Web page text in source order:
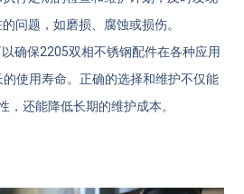
问题，如磨损、腐蚀或损伤。
确保2205双相不锈钢配件在各种应用
使用寿命。正确的选择和维护不仅能
，还能降低长期的维护成本。